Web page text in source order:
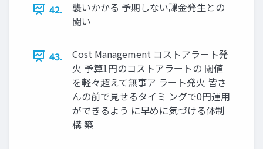
42.
襲いかかる 予期しない課金発生との
闘い
43.
Cost Management コストアラート発
火 予算1円のコストアラートの 閾値
を軽々超えて無事ア ラート発火 皆さ
んの前で見せるタイミ ングで0円運用
ができるよう に早めに気づける体制
構 築